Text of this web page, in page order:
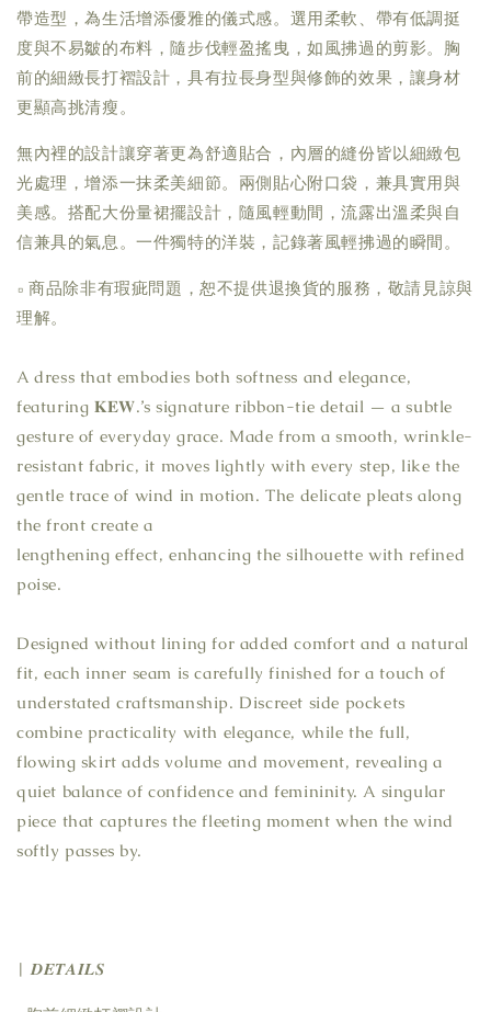
帶造型，為生活增添優雅的儀式感。選用柔軟、帶有低調挺
度與不易皺的布料，隨步伐輕盈搖曳，如風拂過的剪影。胸
前的細緻長打褶設計，具有拉長身型與修飾的效果，讓身材
更顯高挑清瘦。
無內裡的設計讓穿著更為舒適貼合，內層的縫份皆以細緻包
光處理，增添一抹柔美細節。兩側貼心附口袋，兼具實用與
美感。搭配大份量裙擺設計，隨風輕動間，流露出溫柔與自
信兼具的氣息。一件獨特的洋裝，記錄著風輕拂過的瞬間。
▫ 商品除非有瑕疵問題，恕不提供退換貨的服務，敬請見諒與
理解。
A dress that embodies both softness and elegance,
featuring 𝐊𝐄𝐖.’s signature ribbon-tie detail — a subtle
gesture of everyday grace. Made from a smooth, wrinkle-
resistant fabric, it moves lightly with every step, like the
gentle trace of wind in motion. The delicate pleats along
the front create a
lengthening effect, enhancing the silhouette with refined
poise.
Designed without lining for added comfort and a natural
fit, each inner seam is carefully finished for a touch of
understated craftsmanship. Discreet side pockets
combine practicality with elegance, while the full,
flowing skirt adds volume and movement, revealing a
quiet balance of confidence and femininity. A singular
piece that captures the fleeting moment when the wind
softly passes by.
| 𝑫𝑬𝑻𝑨𝑰𝑳𝑺